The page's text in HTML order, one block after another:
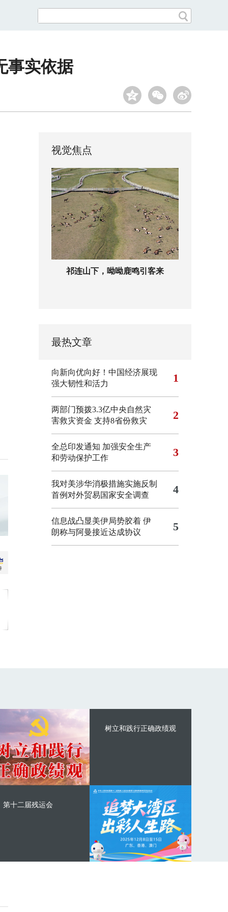
事实依据
视觉焦点
祁连山下，呦呦鹿鸣引客来
最热文章
向新向优向好！中国经济展现
强大韧性和活力
1
两部门预拨3.3亿中央自然灾
害救灾资金 支持8省份救灾
2
全总印发通知 加强安全生产
和劳动保护工作
3
我对美涉华消极措施实施反制
首例对外贸易国家安全调查
4
信息战凸显美伊局势胶着 伊
朗称与阿曼接近达成协议
5
树立和践行正确政绩观
第十二届残运会